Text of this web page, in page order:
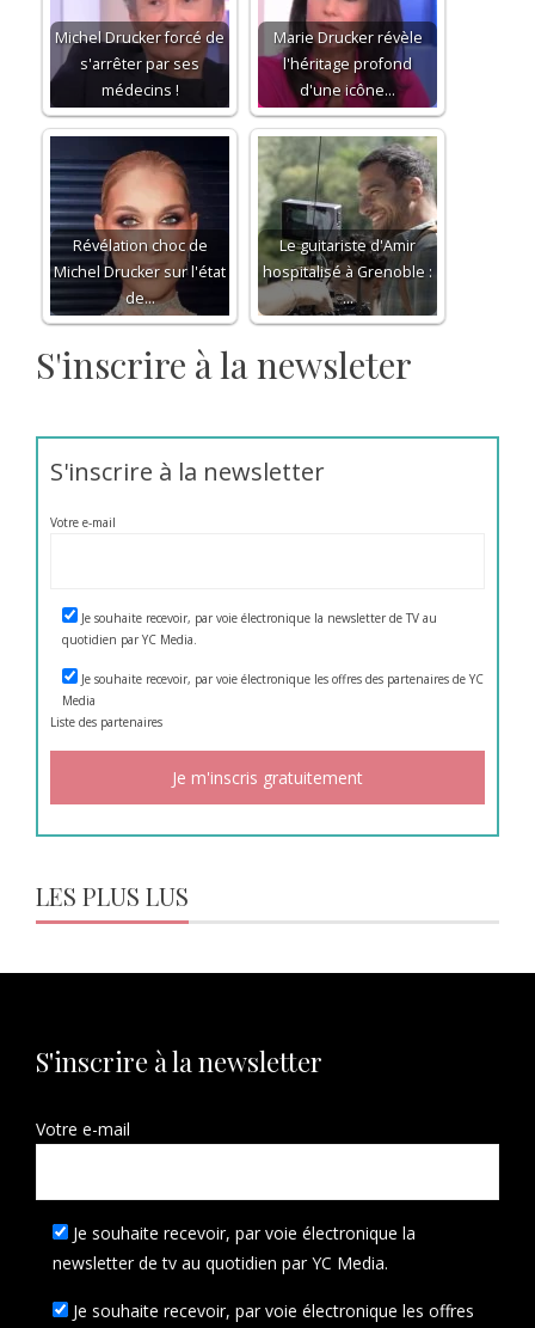
Michel Drucker forcé de
s'arrêter par ses
médecins !
Marie Drucker révèle
l'héritage profond
d'une icône…
Révélation choc de
Michel Drucker sur l'état
de…
Le guitariste d'Amir
hospitalisé à Grenoble :
…
S'inscrire à la newsleter
S'inscrire à la newsletter
Votre e-mail
Je souhaite recevoir, par voie électronique la newsletter de TV au
quotidien par YC Media.
Je souhaite recevoir, par voie électronique les offres des partenaires de YC
Media
Liste des partenaires
LES PLUS LUS
S'inscrire à la newsletter
Votre e-mail
Je souhaite recevoir, par voie électronique la
newsletter de tv au quotidien par YC Media.
Je souhaite recevoir, par voie électronique les offres